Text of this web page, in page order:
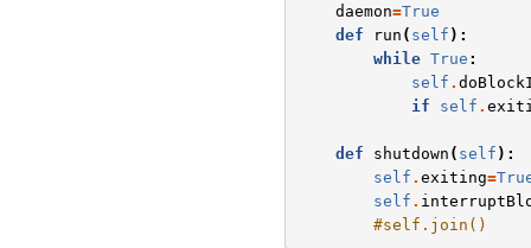
daemon=True
def
run ( self ):
while True :
self .
if
self .
def shutdown ( self ):
self . exiting=
self .
#self.join()